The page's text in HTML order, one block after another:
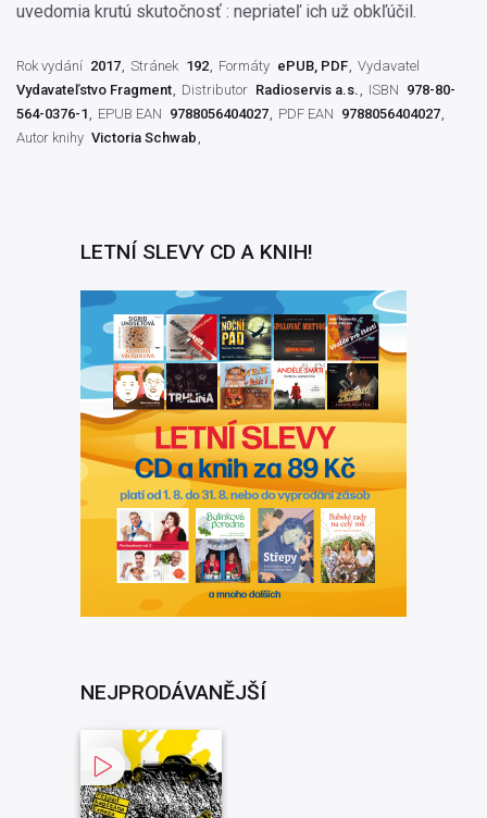
uvedomia krutú skutočnosť : nepriateľ ich už obkľúčil.
Rok vydání 2017 Stránek 192 Formáty ePUB, PDF Vydavatel
Vydavateľstvo Fragment
Distributor Radioservis a.s. ISBN 978-80-
564-0376-1
EPUB EAN 9788056404027 PDF EAN 9788056404027
Autor knihy Victoria Schwab
LETNÍ SLEVY CD A KNIH!
NEJPRODÁVANĚJŠÍ